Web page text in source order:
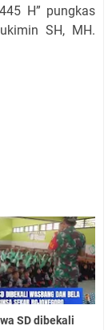
H” pungkas
SH, MH.
SD dibekali